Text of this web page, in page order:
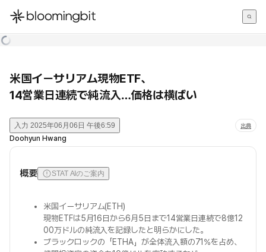
한국어
米国イーサリアム現物ETF、
14営業日連続で純流入…価格は横ばい
入力 2025年06月06日 午後6:59 出典
Doohyun Hwang
概要 STAT AIのご案内
米国イーサリアム(ETH)
現物ETFは5月16日から6月5日まで14営業日連続で8億12
00万ドルの純流入を記録したと明らかにした。
ブラックロックの「ETHA」が全体流入額の71%を占め、